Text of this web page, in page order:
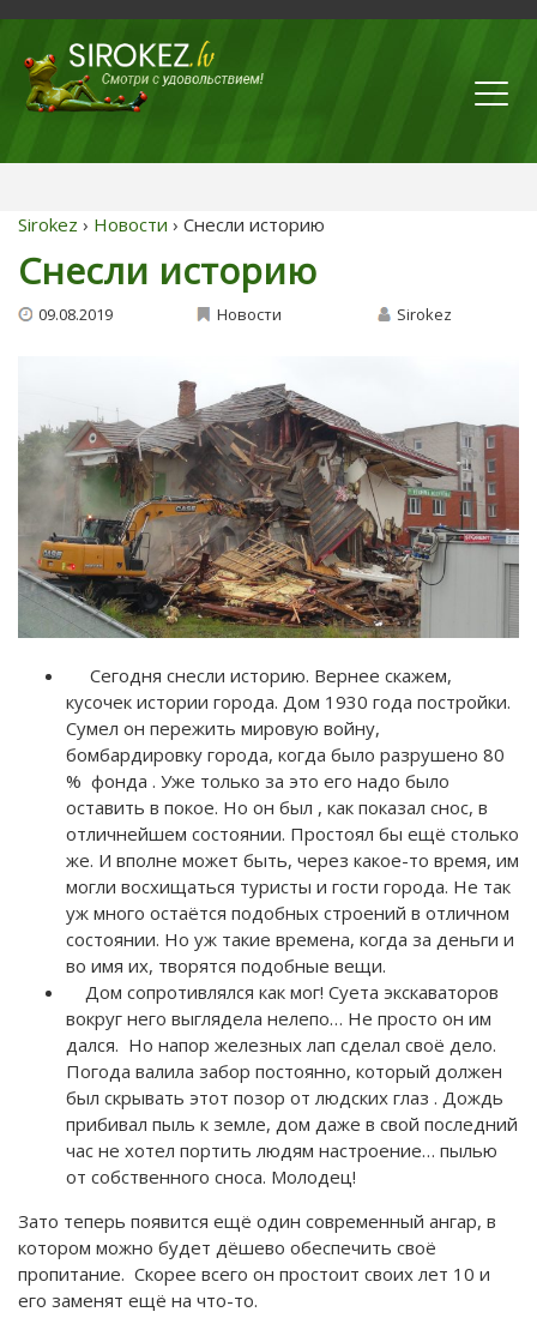
Sirokez › Новости › Снесли историю
Снесли историю
09.08.2019 Новости Sirokez
Сегодня снесли историю. Вернее скажем,
кусочек истории города. Дом 1930 года постройки.
Сумел он пережить мировую войну,
бомбардировку города, когда было разрушено 80
% фонда . Уже только за это его надо было
оставить в покое. Но он был , как показал снос, в
отличнейшем состоянии. Простоял бы ещё столько
же. И вполне может быть, через какое-то время, им
могли восхищаться туристы и гости города. Не так
уж много остаётся подобных строений в отличном
состоянии. Но уж такие времена, когда за деньги и
во имя их, творятся подобные вещи.
Дом сопротивлялся как мог! Суета экскаваторов
вокруг него выглядела нелепо… Не просто он им
дался. Но напор железных лап сделал своё дело.
Погода валила забор постоянно, который должен
был скрывать этот позор от людских глаз . Дождь
прибивал пыль к земле, дом даже в свой последний
час не хотел портить людям настроение… пылью
от собственного сноса. Молодец!
Зато теперь появится ещё один современный ангар, в
котором можно будет дёшево обеспечить своё
пропитание. Скорее всего он простоит своих лет 10 и
его заменят ещё на что-то.